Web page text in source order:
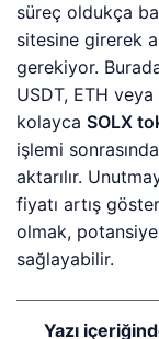
süreç oldukça
sitesine girerek
gerekiyor.
USDT, ETH
kolaycaSOLX
işlemi
aktarılır.
fiyatı artış
olmak,
sağlayabilir.
Yazı